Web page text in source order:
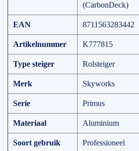
(CarbonDeck)
EAN 8711563283442
Artikelnummer K777815
Type steiger Rolsteiger
Merk Skyworks
Serie Primus
Materiaal Aluminium
Soort gebruik Professioneel